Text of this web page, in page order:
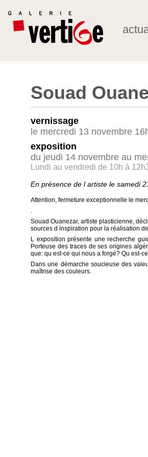
Souad
vernissage
le mercredi 13 novembre
exposition
du jeudi 14 novembre au
Lundi au vendredi de 10h à
En présence de l artiste le samedi
Attention, fermeture exceptionnelle le
.
Souad Ouanezar, artiste plasticienne,
sources d inspiration pour la réalisation
L exposition présente une recherche
Porteuse des traces de ses origines
que: qu est-ce qui nous a forgé? Qu est-
Dans une démarche soucieuse des
maîtrise des couleurs.